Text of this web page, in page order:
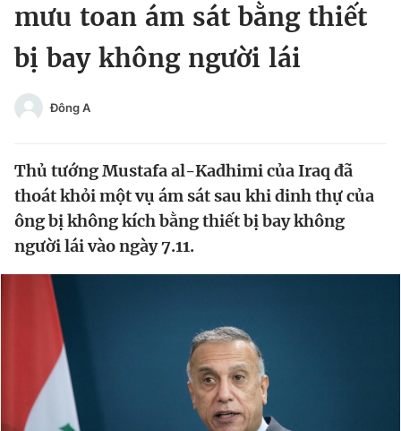
Chào ngày mới Tin 24h
Video Magazine
Sản phẩm khác
Tiện ích
Thông tin tòa soạn Liên hệ quảng cáo
Tin đã lưu
Tin đã xem
Đăng xuất
mưu toan ám sát bằng thiết
bị bay không người lái
Đông A
Thủ tướng Mustafa al-Kadhimi của Iraq đã
thoát khỏi một vụ ám sát sau khi dinh thự của
ông bị không kích bằng thiết bị bay không
người lái vào ngày 7.11.